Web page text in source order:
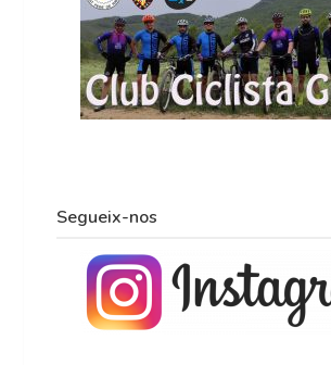
Segueix-nos